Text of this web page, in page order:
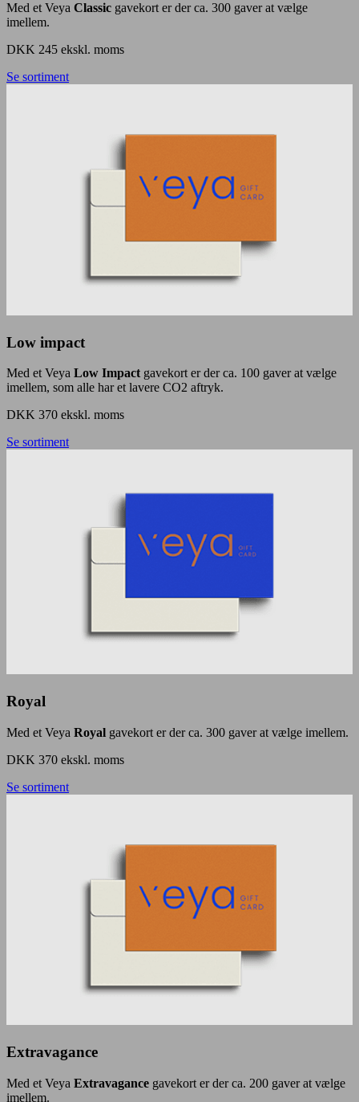
Med et Veya Classic gavekort er der ca. 300 gaver at vælge
imellem.
DKK 245 ekskl. moms
Se sortiment
Low impact
Med et Veya Low Impact gavekort er der ca. 100 gaver at vælge
imellem, som alle har et lavere CO2 aftryk.
DKK 370 ekskl. moms
Se sortiment
Royal
Med et Veya Royal gavekort er der ca. 300 gaver at vælge imellem.
DKK 370 ekskl. moms
Se sortiment
Extravagance
Med et Veya Extravagance gavekort er der ca. 200 gaver at vælge
imellem.